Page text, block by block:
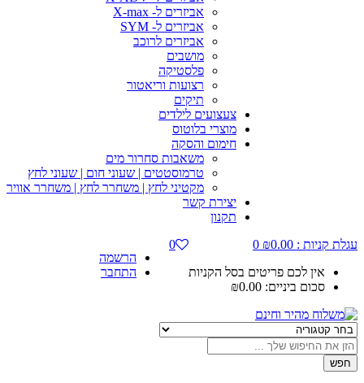
אביזרים ל- X-max
אביזרים ל- SYM
אביזרים לרוכב
מושבים
פלסטיקה
רצועות וריאטור
תיקים
צעצועים לילדים
מוצרי בלוטוס
חימום והסקה
משאבות סחרור מים
טרמוסטטים | שעוני חום | שעוני לחץ
מקטיני לחץ | משחרר לחץ | משחרר אוויר
יצירת קשר
תקנון
עגלת קניות :
₪0.00
0
אין לכם פריטים בסל הקניות
סכום ביניים:
₪0.00
0
הרשמה
התחבר
חפש